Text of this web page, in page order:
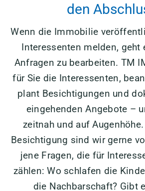
den
Wenn die Immobilie
Interessenten melden, geht
Anfragen zu bearbeiten. TM
für Sie die Interessenten,
plant Besichtigungen und
eingehenden Angebote –
zeitnah und auf
Besichtigung sind wir gerne
jene Fragen, die für
zählen: Wo schlafen die
die Nachbarschaft? Gibt